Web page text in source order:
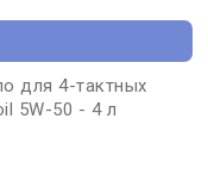
для 4-тактных
5W-50 - 4 л